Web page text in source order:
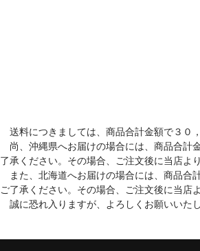
送料につきましては、商品合計金額で３０
尚、沖縄県へお届けの場合には、商品合計
了承ください。その場合、ご注文後に当店よ
また、北海道へお届けの場合には、商品合
ご了承ください。その場合、ご注文後に当店
誠に恐れ入りますが、よろしくお願いいたし